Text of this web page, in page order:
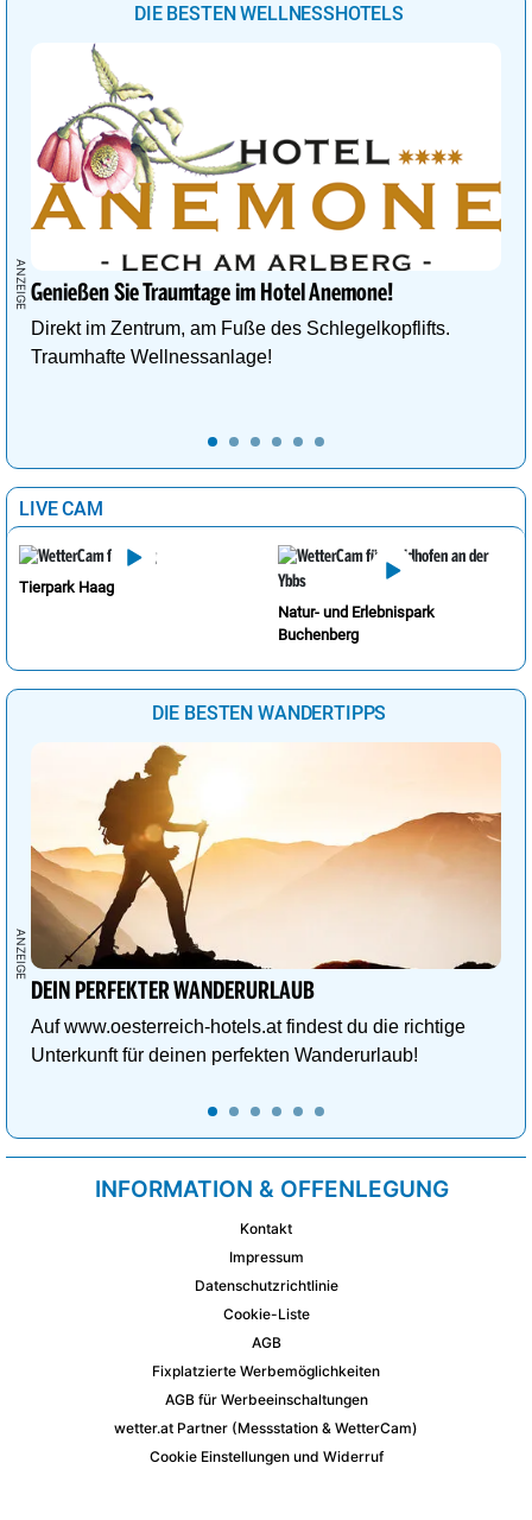
DIE BESTEN WELLNESSHOTELS
Genießen Sie Traumtage im Hotel Anemone!
Direkt im Zentrum, am Fuße des Schlegelkopflifts.
Traumhafte Wellnessanlage!
LIVE CAM
Tierpark Haag
Natur- und Erlebnispark
Buchenberg
DIE BESTEN WANDERTIPPS
DEIN PERFEKTER WANDERURLAUB
Auf www.oesterreich-hotels.at findest du die richtige
Unterkunft für deinen perfekten Wanderurlaub!
INFORMATION & OFFENLEGUNG
Kontakt
Impressum
Datenschutzrichtlinie
Cookie-Liste
AGB
Fixplatzierte Werbemöglichkeiten
AGB für Werbeeinschaltungen
wetter.at Partner (Messstation & WetterCam)
Cookie Einstellungen und Widerruf